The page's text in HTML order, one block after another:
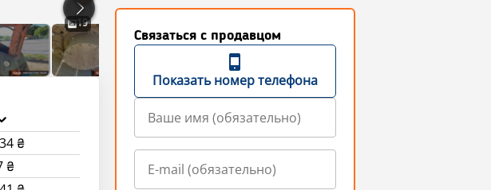
19
₴
₴
Связаться с продавцом
Показать номер телефона